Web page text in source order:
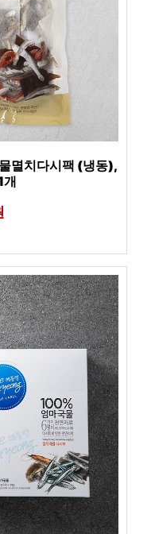
멸치다시팩 (냉동),